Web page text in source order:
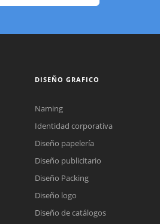
DISEÑO GRAFICO
Naming
Identidad corporativa
Diseño papelería
Diseño publicitario
Diseño Packing
Diseño logo
Diseño de catálogos